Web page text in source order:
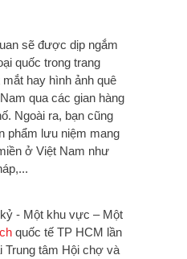
sẽ được dịp ngắm
quốc trong trang
hay hình ảnh quê
qua các gian hàng
Ngoài ra, bạn cũng
phẩm lưu niệm mang
ở Việt Nam như
- Một khu vực – Một
quốc tế TP HCM lần
Trung tâm Hội chợ và